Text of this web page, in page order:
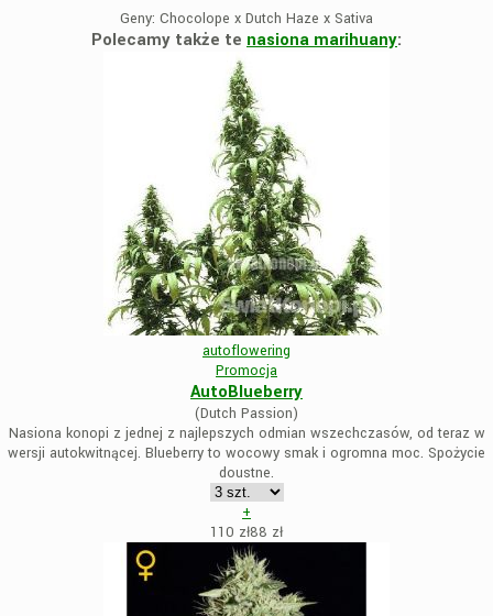
Geny: Chocolope x Dutch Haze x Sativa
Polecamy także te nasiona marihuany:
autoflowering
Promocja
AutoBlueberry
(Dutch Passion)
Nasiona konopi z jednej z najlepszych odmian wszechczasów, od teraz w
wersji autokwitnącej. Blueberry to wocowy smak i ogromna moc. Spożycie
doustne.
+
110 zł88 zł